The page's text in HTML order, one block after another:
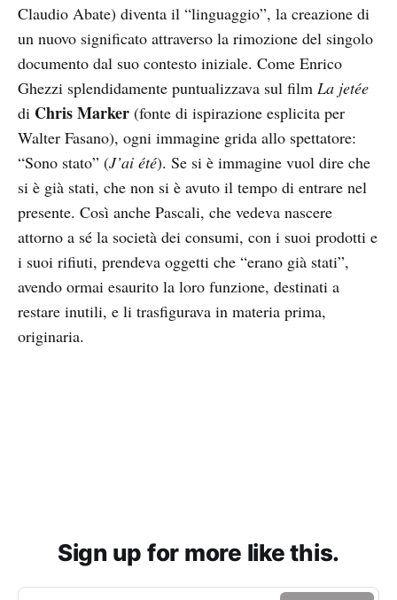
Claudio Abate) diventa il “linguaggio”, la creazione di
un nuovo significato attraverso la rimozione del singolo
documento dal suo contesto iniziale. Come Enrico
Ghezzi splendidamente puntualizzava sul film La jetée
di Chris Marker (fonte di ispirazione esplicita per
Walter Fasano), ogni immagine grida allo spettatore:
“Sono stato” (J’ai été). Se si è immagine vuol dire che
si è già stati, che non si è avuto il tempo di entrare nel
presente. Così anche Pascali, che vedeva nascere
attorno a sé la società dei consumi, con i suoi prodotti e
i suoi rifiuti, prendeva oggetti che “erano già stati”,
avendo ormai esaurito la loro funzione, destinati a
restare inutili, e li trasfigurava in materia prima,
originaria.
Sign up for more like this.